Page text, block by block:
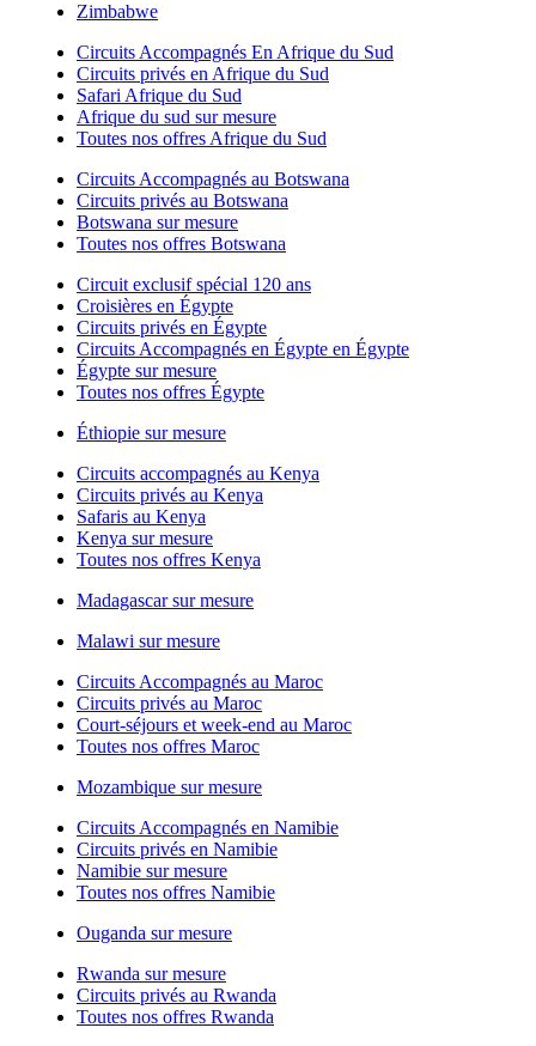
Zimbabwe
Circuits Accompagnés En Afrique du Sud
Circuits privés en Afrique du Sud
Safari Afrique du Sud
Afrique du sud sur mesure
Toutes nos offres Afrique du Sud
Circuits Accompagnés au Botswana
Circuits privés au Botswana
Botswana sur mesure
Toutes nos offres Botswana
Circuit exclusif spécial 120 ans
Croisières en Égypte
Circuits privés en Égypte
Circuits Accompagnés en Égypte en Égypte
Égypte sur mesure
Toutes nos offres Égypte
Éthiopie sur mesure
Circuits accompagnés au Kenya
Circuits privés au Kenya
Safaris au Kenya
Kenya sur mesure
Toutes nos offres Kenya
Madagascar sur mesure
Malawi sur mesure
Circuits Accompagnés au Maroc
Circuits privés au Maroc
Court-séjours et week-end au Maroc
Toutes nos offres Maroc
Mozambique sur mesure
Circuits Accompagnés en Namibie
Circuits privés en Namibie
Namibie sur mesure
Toutes nos offres Namibie
Ouganda sur mesure
Rwanda sur mesure
Circuits privés au Rwanda
Toutes nos offres Rwanda